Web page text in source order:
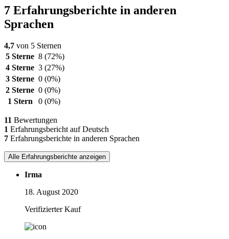
7 Erfahrungsberichte in anderen
Sprachen
4,7 von 5 Sternen
5 Sterne 8 (72%)
4 Sterne 3 (27%)
3 Sterne 0 (0%)
2 Sterne 0 (0%)
1 Stern
0 (0%)
11 Bewertungen
1 Erfahrungsbericht auf Deutsch
7 Erfahrungsberichte in anderen Sprachen
Alle Erfahrungsberichte anzeigen
Irma
18. August 2020
Verifizierter Kauf